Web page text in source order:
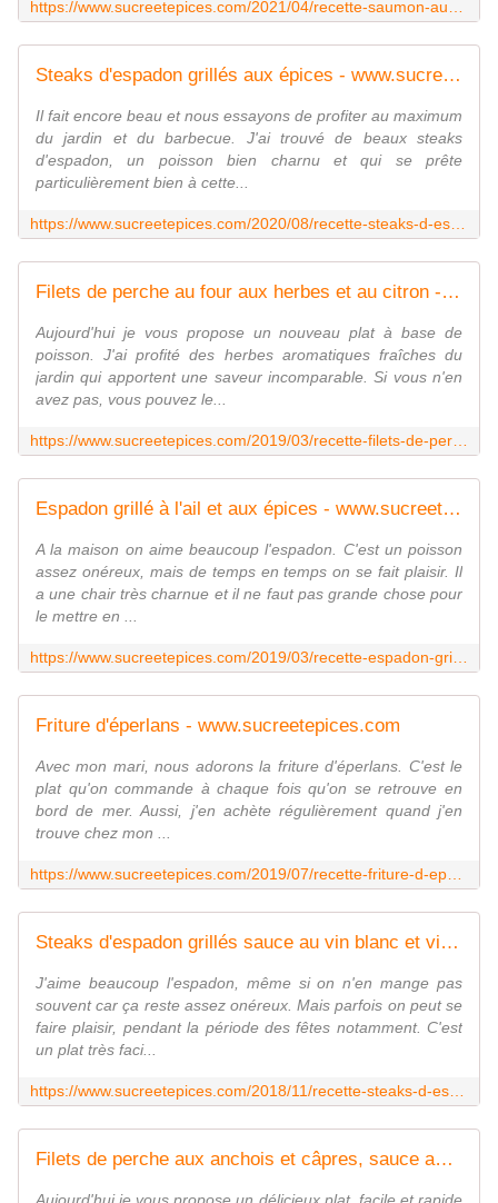
Steaks d'espadon grillés aux épices - www.sucreetepices.com
Il fait encore beau et nous essayons de profiter au maximum
du jardin et du barbecue. J'ai trouvé de beaux steaks
d'espadon, un poisson bien charnu et qui se prête
particulièrement bien à cette...
Filets de perche au four aux herbes et au citron - www.sucreetepices.com
Aujourd'hui je vous propose un nouveau plat à base de
poisson. J'ai profité des herbes aromatiques fraîches du
jardin qui apportent une saveur incomparable. Si vous n'en
avez pas, vous pouvez le...
Espadon grillé à l'ail et aux épices - www.sucreetepices.com
A la maison on aime beaucoup l'espadon. C'est un poisson
assez onéreux, mais de temps en temps on se fait plaisir. Il
a une chair très charnue et il ne faut pas grande chose pour
le mettre en ...
Friture d'éperlans - www.sucreetepices.com
Avec mon mari, nous adorons la friture d'éperlans. C'est le
plat qu'on commande à chaque fois qu'on se retrouve en
bord de mer. Aussi, j'en achète régulièrement quand j'en
trouve chez mon ...
Steaks d'espadon grillés sauce au vin blanc et vinaigre balsamique - www.sucreetepices.com
J'aime beaucoup l'espadon, même si on n'en mange pas
souvent car ça reste assez onéreux. Mais parfois on peut se
faire plaisir, pendant la période des fêtes notamment. C'est
un plat très faci...
Filets de perche aux anchois et câpres, sauce au yaourt - www.sucreetepices.com